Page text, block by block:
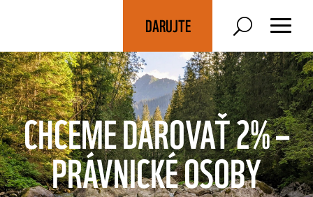
DARUJTE
CHCEME DAROVAŤ 2% –
PRÁVNICKÉ OSOBY